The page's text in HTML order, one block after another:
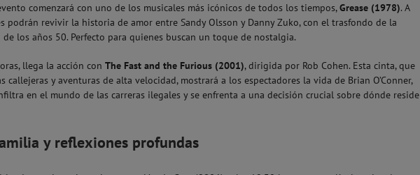
comenzará con uno de los musicales más icónicos de todos los tiempos,Grease (1978). A
podrán revivir la historia de amor entre Sandy Olsson y Danny Zuko, con el trasfondo de la
los años 50. Perfecto para quienes buscan un toque de nostalgia.
llega la acción con The Fast and the Furious (2001), dirigida por Rob Cohen. Esta cinta, que
callejeras y aventuras de alta velocidad, mostrará a los espectadores la vida de Brian O’Conner,
en el mundo de las carreras ilegales y se enfrenta a una decisión crucial sobre dónde reside
y reflexiones profundas